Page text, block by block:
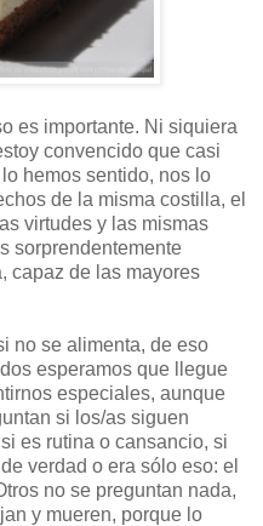
es importante. Ni siquiera
convencido que casi
hemos sentido, nos lo
de la misma costilla, el
virtudes y las mismas
sorprendentemente
capaz de las mayores
no se alimenta, de eso
esperamos que llegue
especiales, aunque
si los/as siguen
es rutina o cansancio, si
verdad o era sólo eso: el
no se preguntan nada,
y mueren, porque lo